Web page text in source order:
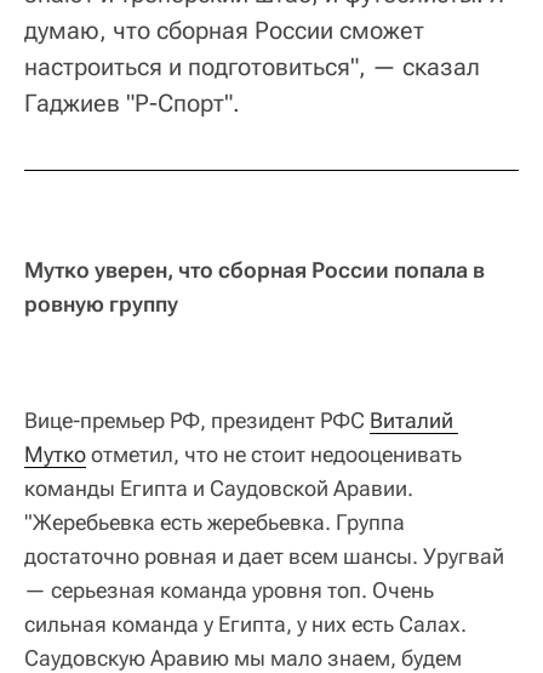
думаю, что сборная России сможет
настроиться и подготовиться", — сказал
Гаджиев "Р-Спорт".
Мутко уверен, что сборная России попала в
ровную группу
Вице-премьер РФ, президент РФС Виталий
Муткоотметил, что не стоит недооценивать
команды Египта и Саудовской Аравии.
"Жеребьевка есть жеребьевка. Группа
достаточно ровная и дает всем шансы. Уругвай
— серьезная команда уровня топ. Очень
сильная команда у Египта, у них есть Салах.
Саудовскую Аравию мы мало знаем, будем